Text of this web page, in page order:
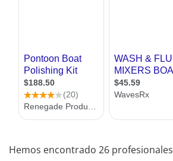
Hemos encontrado 26 profesionales